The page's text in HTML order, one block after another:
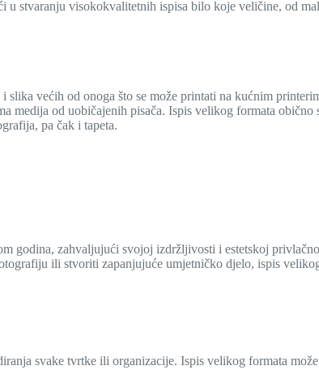
u stvaranju visokokvalitetnih ispisa bilo koje veličine, od
slika većih od onoga što se može printati na kućnim
medija od uobičajenih pisača. Ispis velikog formata
pa čak i tapeta.
godina, zahvaljujući svojoj izdržljivosti i estetskoj
ili stvoriti zapanjujuće umjetničko djelo, ispis
svake tvrtke ili organizacije. Ispis velikog formata